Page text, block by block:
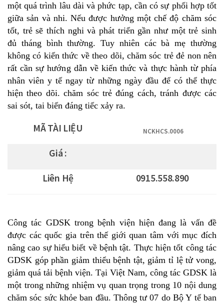
một quá trình lâu dài và phức tạp, cần có sự phối hợp tốt
giữa sản và nhi. Nếu được hưởng một chế độ chăm sóc
tốt, trẻ sẽ thích nghi và phát triển gần như một trẻ sinh
đủ tháng bình thường. Tuy nhiên các bà mẹ thường
không có kiến thức về theo dõi, chăm sóc trẻ đẻ non nên
rất cần sự hướng dẫn về kiến thức và thực hành từ phía
nhân viên y tế ngay từ những ngày đầu để có thể thực
hiện theo dõi. chăm sóc trẻ đúng cách, tránh được các
sai sót, tai biến đáng tiếc xảy ra.
MÃ TÀI LIỆU NCKHCS.0006
Giá :
Liên Hệ 0915.558.890
Công tác GDSK trong bệnh viện hiện đang là vấn đề
được các quốc gia trên thế giới quan tâm với mục đích
nâng cao sự hiểu biết về bệnh tật. Thực hiện tốt công tác
GDSK góp phần giảm thiểu bệnh tật, giảm tỉ lệ tử vong,
giảm quá tải bệnh viện. Tại Việt Nam, công tác GDSK là
một trong những nhiệm vụ quan trọng trong 10 nội dung
chăm sóc sức khỏe ban đầu. Thông tư 07 do Bộ Y tế ban